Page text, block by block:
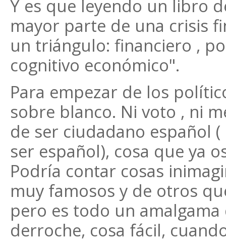
Y es que leyendo un libro
mayor parte de una crisis
un triángulo: financiero ,
cognitivo económico".
Para empezar de los
sobre blanco. Ni voto , ni
de ser ciudadano español
ser español), cosa que ya
Podría contar cosas
muy famosos y de otros
pero es todo un
derroche, cosa fácil,